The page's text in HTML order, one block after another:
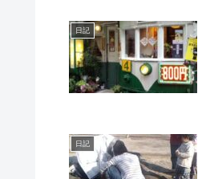
日記
日記